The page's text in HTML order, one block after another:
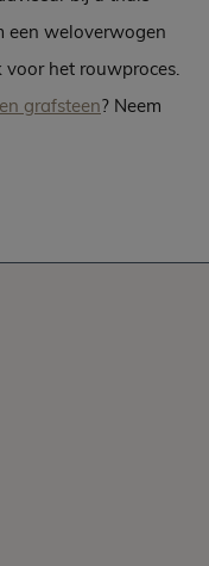
een weloverwogen
voor het rouwproces.
grafsteen? Neem